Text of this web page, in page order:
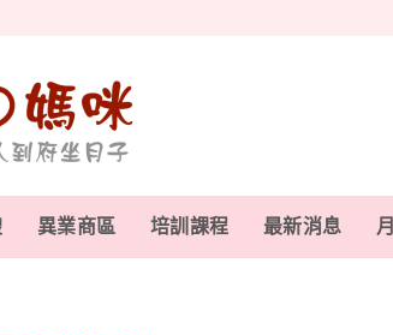
異業商區 培訓課程 最新消息